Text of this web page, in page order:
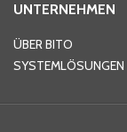
UNTERNEHMEN
ÜBER BITO
SYSTEMLÖSUNGEN